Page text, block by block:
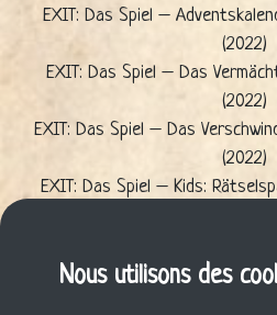
Nous utilisons des
EXIT: Das Spiel –
(2022)
EXIT: Das Spiel – Das
(2022)
EXIT: Das Spiel – Das
(2022)
EXIT: Das Spiel – Kids:
Village: Big Box